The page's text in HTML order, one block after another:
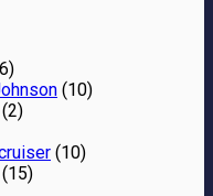
(10)
(2)
(10)
(15)